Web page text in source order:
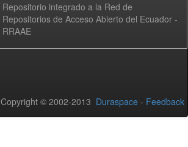
Repositorio integrado a la Red de
Repositorios de Acceso Abierto del Ecuador -
RRAAE
Copyright © 2002-2013 Duraspace - Feedback